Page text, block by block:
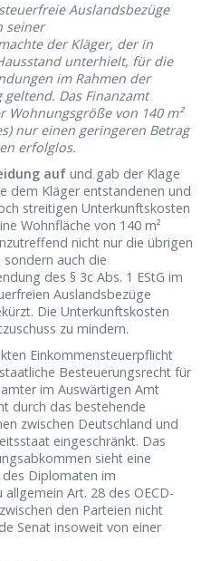
Auslandsbezüge
seiner
der Kläger, der in
unterhielt, für die
im Rahmen der
Das Finanzamt
Wohnungsgröße von 140 m²
nur einen geringeren Betrag
erfolglos.
auf und gab der Klage
dem Kläger entstandenen und
streitigen Unterkunftskosten
Wohnfläche von 140 m²
nicht nur die übrigen
auch die
des § 3c Abs. 1 EStG im
Auslandsbezüge
Die Unterkunftskosten
zu mindern.
Einkommensteuerpflicht
Besteuerungsrecht für
im Auswärtigen Amt
durch das bestehende
zwischen Deutschland und
eingeschränkt. Das
sieht eine
Diplomaten im
Art. 28 des OECD-
den Parteien nicht
Senat insoweit von einer